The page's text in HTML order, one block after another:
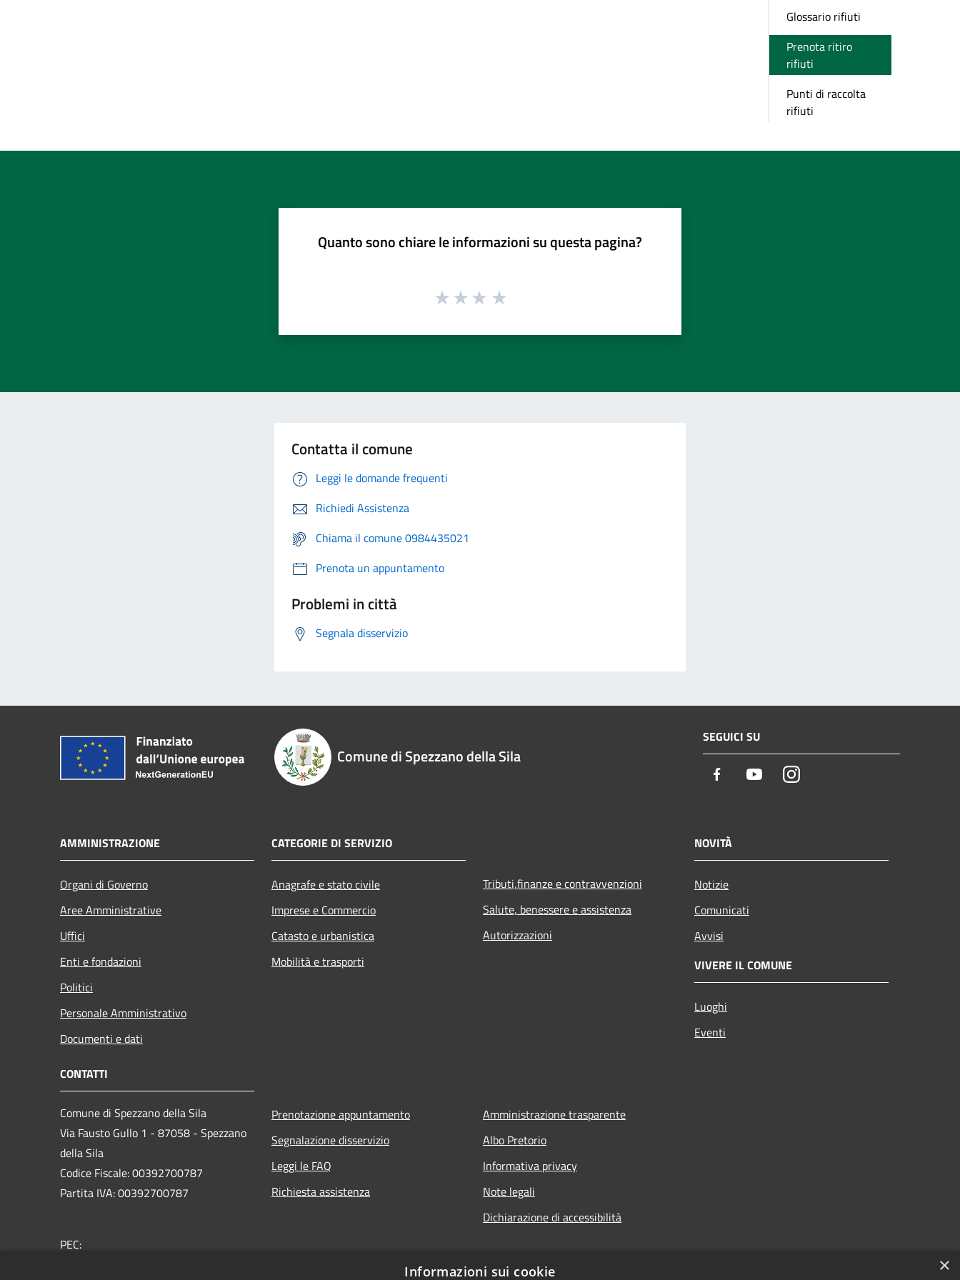
Glossario rifiuti
Prenota ritiro
rifiuti
Punti di raccolta
rifiuti
Quanto sono chiare le informazioni su questa pagina?
Contatta il comune
Leggi le domande frequenti
Richiedi Assistenza
Chiama il comune 0984435021
Prenota un appuntamento
Problemi in città
Segnala disservizio
Comune di Spezzano della Sila
SEGUICI SU
Facebook YoutubeInstagram
AMMINISTRAZIONE
Organi di Governo
Aree Amministrative
Uffici
Enti e fondazioni
Politici
Personale Amministrativo
Documenti e dati
CATEGORIE DI SERVIZIO
Anagrafe e stato civile
Imprese e Commercio
Catasto e urbanistica
Mobilità e trasporti
Tributi,finanze e contravvenzioni
Salute, benessere e assistenza
Autorizzazioni
NOVITÀ
Notizie
Comunicati
Avvisi
VIVERE IL COMUNE
Luoghi
Eventi
CONTATTI
Comune di Spezzano della Sila
Via Fausto Gullo 1 - 87058 - Spezzano
della Sila
Codice Fiscale: 00392700787
Partita IVA: 00392700787
PEC:
Prenotazione appuntamento
Segnalazione disservizio
Leggi le FAQ
Richiesta assistenza
Amministrazione trasparente
Albo Pretorio
Informativa privacy
Note legali
Dichiarazione di accessibilità
×
Informazioni sui cookie